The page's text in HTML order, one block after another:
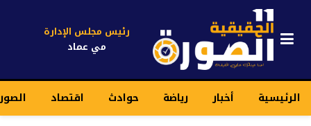
رئيس مجلس الإدارة
مي عماد
الرئيسية أخبار رياضة حوادث اقتصاد